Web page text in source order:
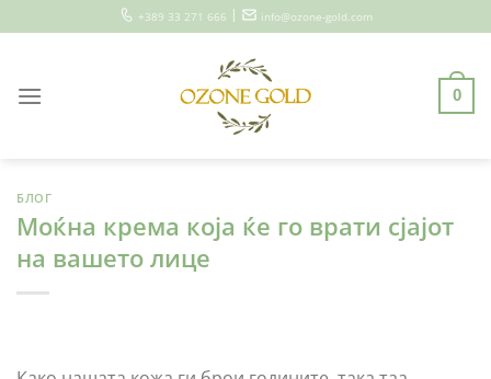
to
+389 33 271 666 | info@ozone-gold.com
0
БЛОГ
Моќна крема која ќе го врати сјајот
на вашето лице